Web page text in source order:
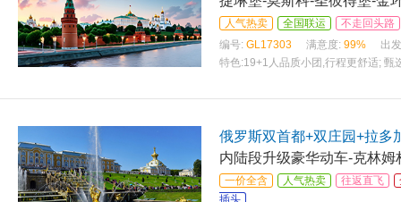
人气热卖 全国联运
不走回头路
编号: GL17303 满意度: 99%
出
特色:19+1人品质小团,行程更舒适; 甄
俄罗斯双首都+双庄园+拉多
内陆段升级豪华动车-克林
一价全含 人气热卖 往返直飞
插头